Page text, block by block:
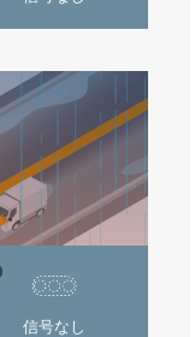
信号なし